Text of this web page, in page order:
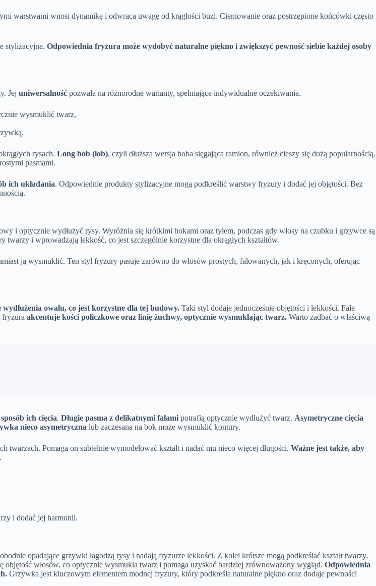
warstwami wnosi dynamikę i odwraca uwagę od krągłości buzi. Cieniowanie oraz postrzępione końcówki często
stylizacyjne. Odpowiednia fryzura może wydobyć naturalne piękno i zwiększyć pewność siebie każdej osoby
Jej uniwersalność pozwala na różnorodne warianty, spełniające indywidualne oczekiwania.
wysmuklić twarz,
rysach. Long bob (lob), czyli dłuższa wersja boba sięgająca ramion, również cieszy się dużą popularnością.
pasmami.
ich układania. Odpowiednie produkty stylizacyjne mogą podkreślić warstwy fryzury i dodać jej objętości. Bez
i optycznie wydłużyć rysy. Wyróżnia się krótkimi bokami oraz tyłem, podczas gdy włosy na czubku i grzywce są
i wprowadzają lekkość, co jest szczególnie korzystne dla okrągłych kształtów.
ją wysmuklić. Ten styl fryzury pasuje zarówno do włosów prostych, falowanych, jak i kręconych, oferując
owalu, co jest korzystne dla tej budowy. Taki styl dodaje jednocześnie objętości i lekkości. Fale
fryzura akcentuje kości policzkowe oraz linię żuchwy, optycznie wysmuklając twarz. Warto zadbać o właściwą
sposób ich cięcia. Długie pasma z delikatnymi falami potrafią optycznie wydłużyć twarz. Asymetryczne cięcia
nieco asymetryczna lub zaczesana na bok może wysmuklić kontury.
twarzach. Pomaga on subtelnie wymodelować kształt i nadać mu nieco więcej długości. Ważne jest także, aby
i dodać jej harmonii.
opadające grzywki łagodzą rysy i nadają fryzurze lekkości. Z kolei krótsze mogą podkreślać kształt twarzy,
włosów, co optycznie wysmukla twarz i pomaga uzyskać bardziej zrównoważony wygląd. Odpowiednia
Grzywka jest kluczowym elementem modnej fryzury, który podkreśla naturalne piękno oraz dodaje pewności